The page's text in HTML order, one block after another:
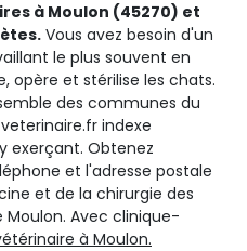
à Moulon (45270) et
Vous avez besoin d'un
le plus souvent en
opère et stérilise les chats.
des communes du
indexe
exerçant. Obtenez
et l'adresse postale
et de la chirurgie des
Moulon. Avec clinique-
à Moulon.